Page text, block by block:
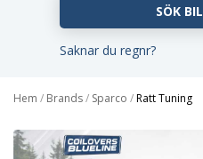
Saknar du regnr?
Hem / Brands/ Sparco /Ratt Tuning